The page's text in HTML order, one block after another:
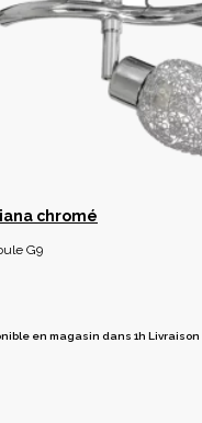
chromé
G9
en magasin dans 1h Livraison